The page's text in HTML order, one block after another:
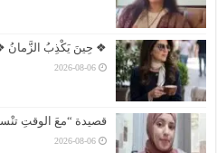
❖ حِينَ يَكْذِبُ الزَّمانُ
2026-08-06
قصيدة “معَ الوقتِ
2026-08-06